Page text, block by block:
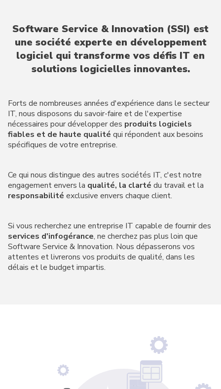
Software Service & Innovation (SSI) est
une société experte en développement
logiciel qui transforme vos défis IT en
solutions logicielles innovantes.
Forts de nombreuses années d'expérience dans le secteur
IT, nous disposons du savoir-faire et de l'expertise
nécessaires pour développer des produits logiciels
fiables et de haute qualité qui répondent aux besoins
spécifiques de votre entreprise.
Ce qui nous distingue des autres sociétés IT, c'est notre
engagement envers la qualité, la clarté du travail et la
responsabilité exclusive envers chaque client.
Si vous recherchez une entreprise IT capable de fournir des
services d'infogérance, ne cherchez pas plus loin que
Software Service & Innovation. Nous dépasserons vos
attentes et livrerons vos produits de qualité, dans les
délais et le budget impartis.